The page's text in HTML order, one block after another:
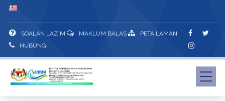
SOALAN LAZIM MAKLUM BALAS
PETA LAMAN
HUBUNGI